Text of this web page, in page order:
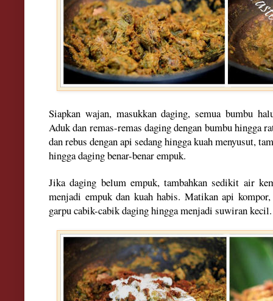
Siapkan wajan, masukkan daging, semua bumbu
Aduk dan remas-remas daging dengan bumbu hingga
dan rebus dengan api sedang hingga kuah menyusut,
hinggadaging benar-benar empuk.
Jika daging belum empuk, tambahkansedikit air
menjadi empuk dan kuah habis. Matikan api
garpu cabik-cabik daging hingga menjadi suwiran